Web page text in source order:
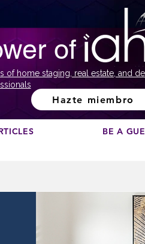
of
home staging, real estate, and
Hazte miembro
BE A